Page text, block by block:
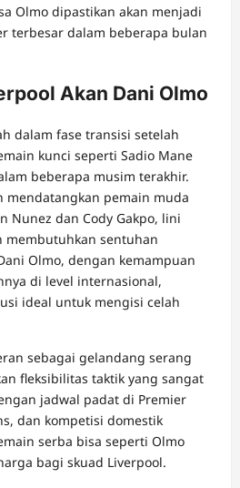
Olmo dipastikan akan menjadi
terbesar dalam beberapa bulan
Akan Dani Olmo
dalam fase transisi setelah
kunci seperti Sadio Mane
beberapa musim terakhir.
mendatangkan pemain muda
Nunez dan Cody Gakpo, lini
membutuhkan sentuhan
Olmo, dengan kemampuan
di level internasional,
ideal untuk mengisi celah
sebagai gelandang serang
fleksibilitas taktik yang sangat
jadwal padat di Premier
dan kompetisi domestik
serba bisa seperti Olmo
bagi skuad Liverpool.